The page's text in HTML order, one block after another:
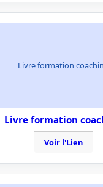
Livre formation
Livre formation
Voir l'Lien